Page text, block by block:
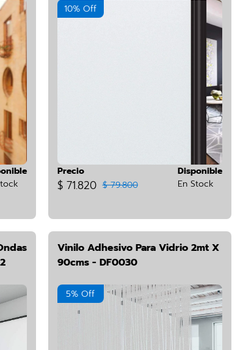
10% Off
Precio
$ 71.820 $ 79.800
Disponible
En Stock
Vinilo Adhesivo Para Vidrio 2mt X
90cms - DF0030
5% Off